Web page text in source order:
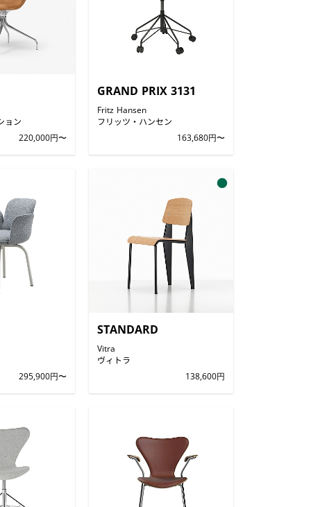
ョン
220,000円〜
GRAND PRIX 3131
Fritz Hansen
フリッツ・ハンセン
163,680円〜
295,900円〜
STANDARD
Vitra
ヴィトラ
138,600円
●